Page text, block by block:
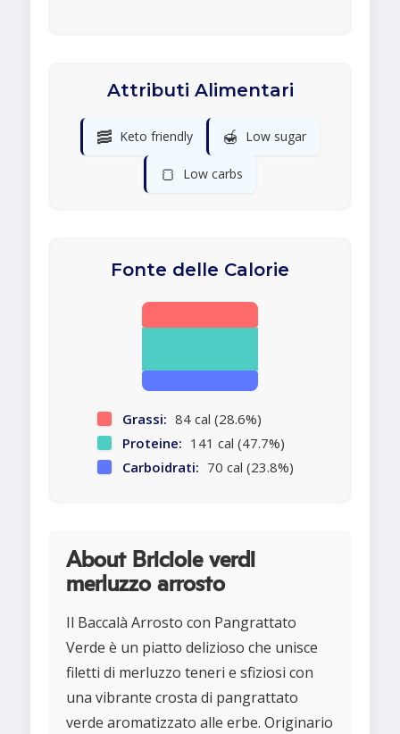
Attributi Alimentari
🥓 Keto friendly 🍯 Low sugar
🍞 Low carbs
Fonte delle Calorie
Grassi: 84 cal (28.6%)
Proteine: 141 cal (47.7%)
Carboidrati: 70 cal (23.8%)
About Briciole verdi
merluzzo arrosto
Il Baccalà Arrosto con Pangrattato
Verde è un piatto delizioso che unisce
filetti di merluzzo teneri e sfiziosi con
una vibrante crosta di pangrattato
verde aromatizzato alle erbe. Originario